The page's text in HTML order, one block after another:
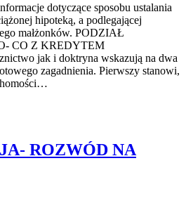
dotyczące sposobu ustalania
hipoteką, a podlegającej
małżonków. PODZIAŁ
CO Z KREDYTEM
jak i doktryna wskazują na dwa
zagadnienia. Pierwszy stanowi,
ROZWÓD NA